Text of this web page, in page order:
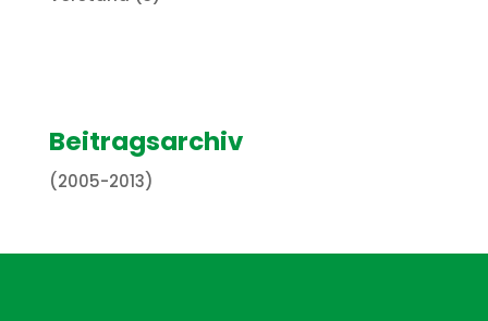
Beitragsarchiv
(2005-2013)